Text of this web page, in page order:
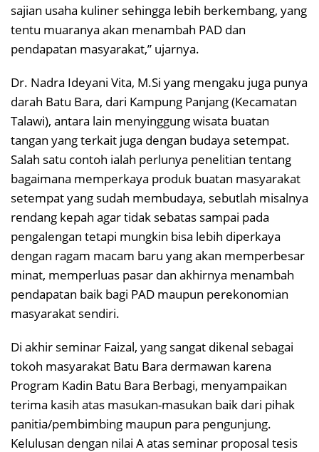
sajian usaha kuliner sehingga lebih berkembang, yang
tentu muaranya akan menambah PAD dan
pendapatan masyarakat,” ujarnya.
Dr. Nadra Ideyani Vita, M.Si yang mengaku juga punya
darah Batu Bara, dari Kampung Panjang (Kecamatan
Talawi), antara lain menyinggung wisata buatan
tangan yang terkait juga dengan budaya setempat.
Salah satu contoh ialah perlunya penelitian tentang
bagaimana memperkaya produk buatan masyarakat
setempat yang sudah membudaya, sebutlah misalnya
rendang kepah agar tidak sebatas sampai pada
pengalengan tetapi mungkin bisa lebih diperkaya
dengan ragam macam baru yang akan memperbesar
minat, memperluas pasar dan akhirnya menambah
pendapatan baik bagi PAD maupun perekonomian
masyarakat sendiri.
Di akhir seminar Faizal, yang sangat dikenal sebagai
tokoh masyarakat Batu Bara dermawan karena
Program Kadin Batu Bara Berbagi, menyampaikan
terima kasih atas masukan-masukan baik dari pihak
panitia/pembimbing maupun para pengunjung.
Kelulusan dengan nilai A atas seminar proposal tesis